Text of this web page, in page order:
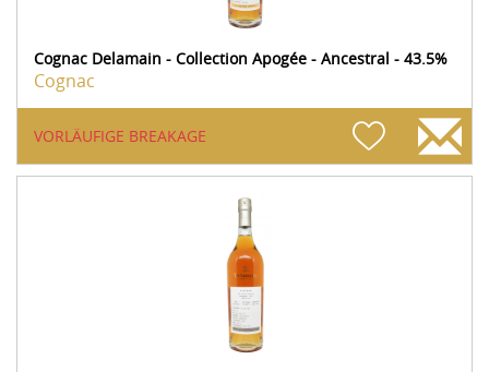
Cognac Delamain - Collection Apogée - Ancestral - 43.5%
Cognac
VORLÄUFIGE BREAKAGE